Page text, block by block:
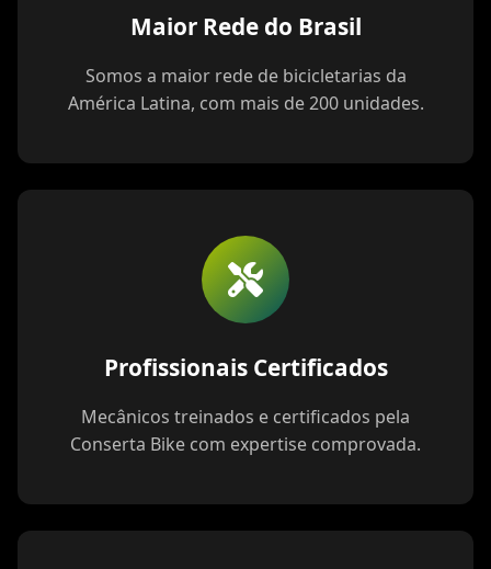
Maior Rede do Brasil
Somos a maior rede de bicicletarias da
América Latina, com mais de 200 unidades.
Profissionais Certificados
Mecânicos treinados e certificados pela
Conserta Bike com expertise comprovada.